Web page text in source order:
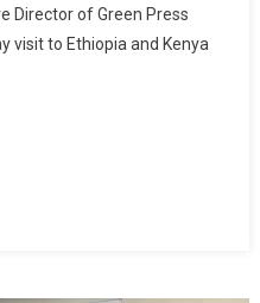
Disinformation
During
Director of Green Press
visit to Ethiopia and Kenya